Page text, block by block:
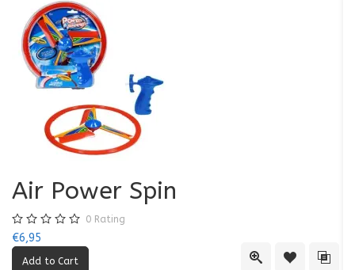
Quick ViewAdd to Add
Air Power Spin
0 Rating
€6,95